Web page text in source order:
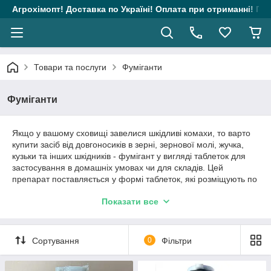
Агрохімопт! Доставка по Україні! Оплата при отриманні!
Товари та послуги Фуміганти
Фуміганти
Якщо у вашому сховищі завелися шкідливі комахи, то варто
купити засіб від довгоносиків в зерні, зернової молі, жучка,
кузьки та інших шкідників - фумігант у вигляді таблеток для
застосування в домашніх умовах чи для складів. Цей
препарат поставляється у формі таблеток, які розміщують по
сировини, що зберігається в тарі, пігулки розкладають на
що зберігаються розсипом, хімікат вводять всередину
розсипів за допомогою спеціального дозатора.
Показати все
Сортування 0 Фільтри